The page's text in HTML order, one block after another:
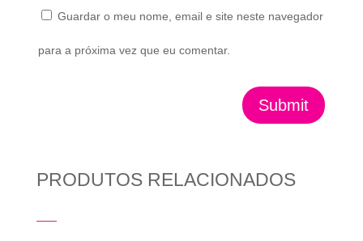
Guardar o meu nome, email e site neste navegador
para a próxima vez que eu comentar.
Submit
PRODUTOS RELACIONADOS